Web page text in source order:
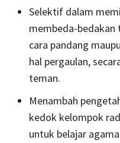
Selektif dalam
membeda-bedakan
cara pandang
hal pergaulan,
teman.
Menambah
kedok kelompok
untuk belajar